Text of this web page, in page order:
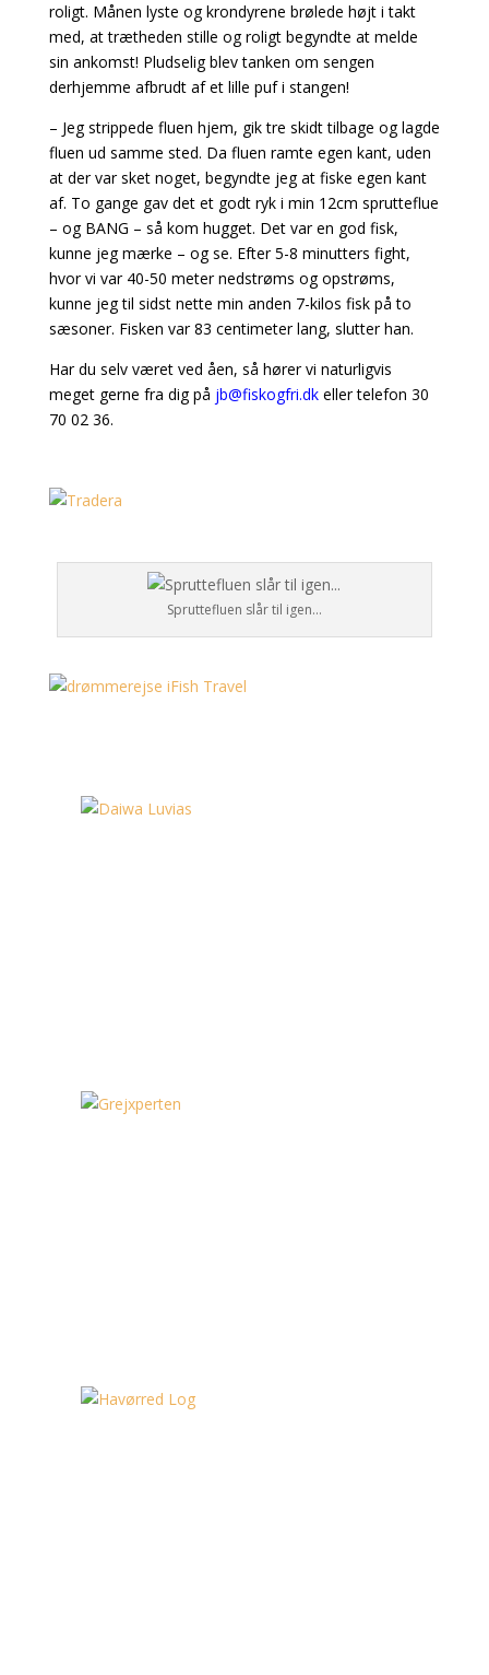
roligt. Månen lyste og krondyrene brølede højt i takt
med, at trætheden stille og roligt begyndte at melde
sin ankomst! Pludselig blev tanken om sengen
derhjemme afbrudt af et lille puf i stangen!
– Jeg strippede fluen hjem, gik tre skidt tilbage og lagde
fluen ud samme sted. Da fluen ramte egen kant, uden
at der var sket noget, begyndte jeg at fiske egen kant
af. To gange gav det et godt ryk i min 12cm sprutteflue
– og BANG – så kom hugget. Det var en god fisk,
kunne jeg mærke – og se. Efter 5-8 minutters fight,
hvor vi var 40-50 meter nedstrøms og opstrøms,
kunne jeg til sidst nette min anden 7-kilos fisk på to
sæsoner. Fisken var 83 centimeter lang, slutter han.
Har du selv været ved åen, så hører vi naturligvis
meget gerne fra dig på jb@fiskogfri.dkeller telefon 30
70 02 36.
Spruttefluen slår til igen…